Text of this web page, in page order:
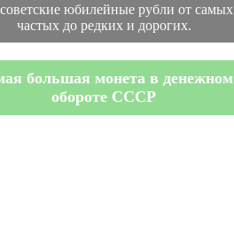
юбилейные рубли от самых
частых до редких и дорогих.
большая монета в денежном
обороте СССР